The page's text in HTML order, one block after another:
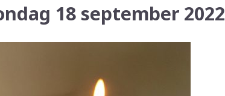
18 september 2022